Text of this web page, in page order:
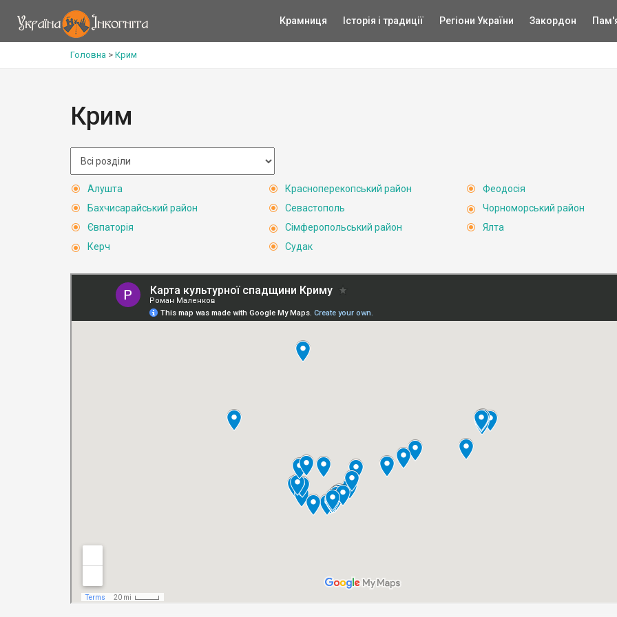
Крамниця Історія і традиції Регіони України Закордон
Головна > Крим
Крим
Алушта
Бахчисарайський район
Євпаторія
Керч
Красноперекопський район
Севастополь
Сімферопольський район
Судак
Феодосія
Чорноморський район
Ялта